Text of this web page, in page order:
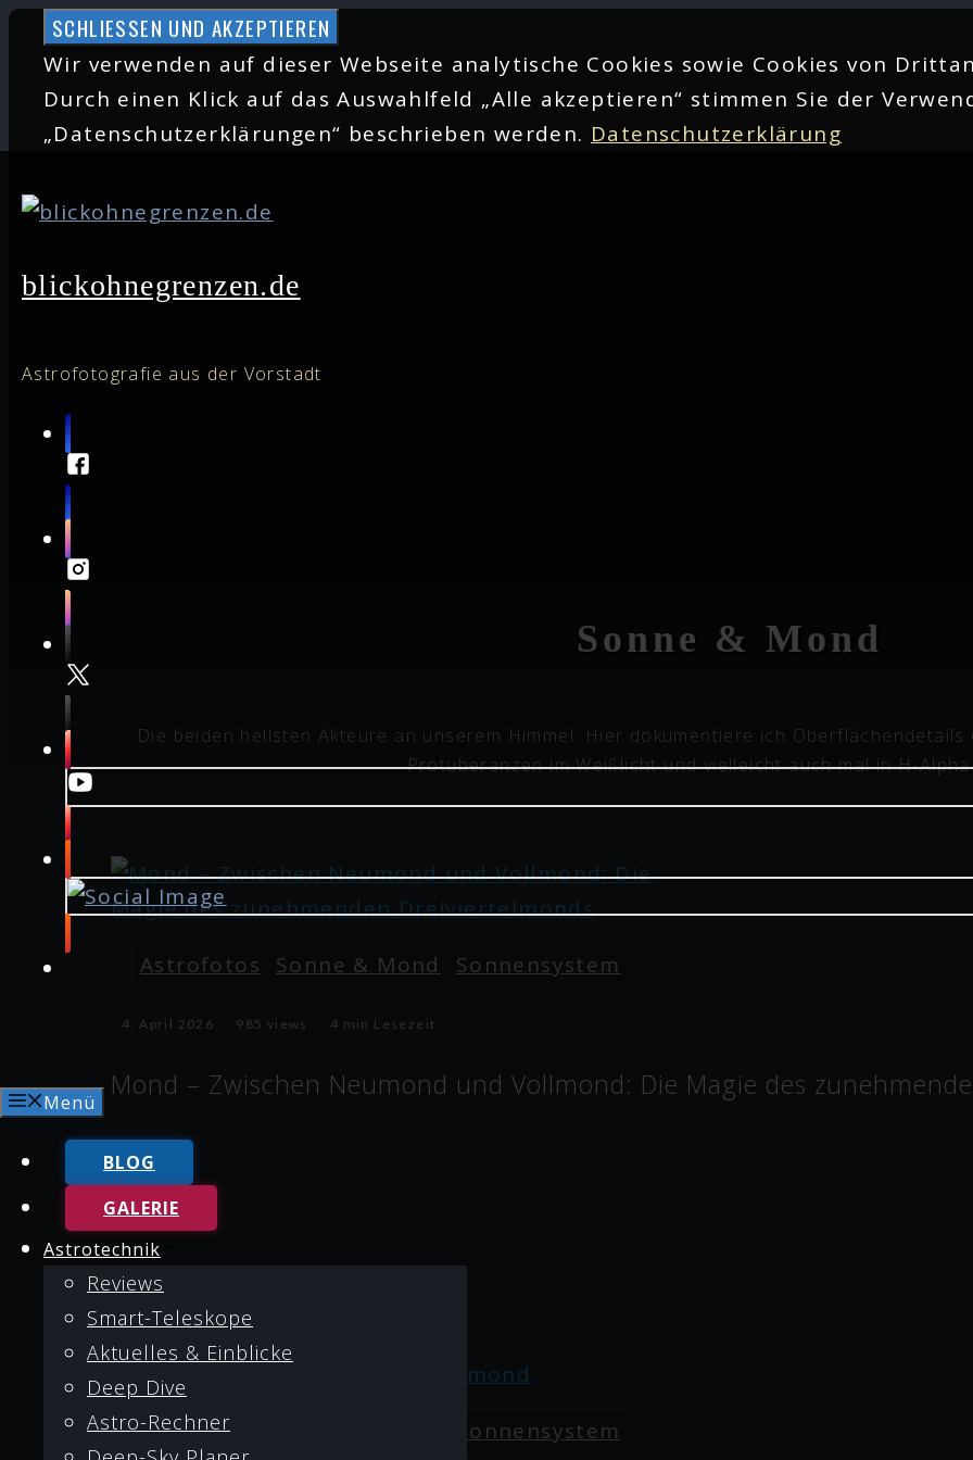
Zum
Inhalt
springen
Wir verwenden auf dieser Webseite analytische Cookies sowie Cookies von
Durch einen Klick auf das Auswahlfeld „Alle akzeptieren“ stimmen Sie der
„Datenschutzerklärungen“ beschrieben werden. Datenschutzerklärung
blickohnegrenzen.de
Astrofotografie aus der Vorstadt
Menü
BLOG
GALERIE
Astrotechnik
Reviews
Smart-Teleskope
Aktuelles & Einblicke
Deep Dive
Astro-Rechner
Sonne & Mond
Die beiden hellsten Akteure an unserem Himmel. Hier dokumentiere ich
Protuberanzen im Weißlicht und vielleicht auch mal in H-
Astrofotos Sonne & Mond Sonnensystem
4. April 2026 985 views 4 min Lesezeit
Mond – Zwischen Neumond und Vollmond: Die Magie des
Astrofotos Sonnensystem